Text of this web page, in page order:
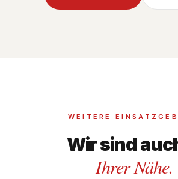
WEITERE
Wir sind
Ihrer Nähe.